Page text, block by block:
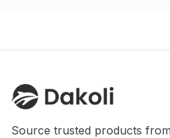
Source trusted products